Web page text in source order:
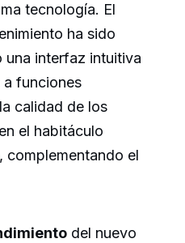
tecnología. El
ha sido
interfaz intuitiva
funciones
calidad de los
el habitáculo
complementando el
del nuevo